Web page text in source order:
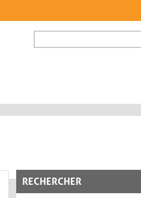
FORMULAIRE DE
RECHERCHER